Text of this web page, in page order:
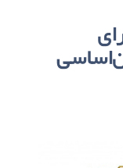
44 قانون‌اساسی